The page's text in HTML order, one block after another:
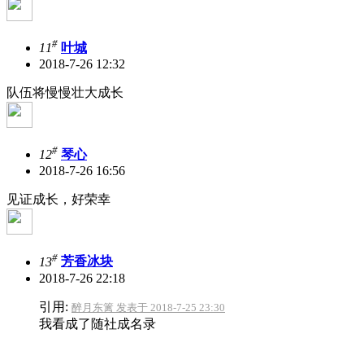
11# 叶城
2018-7-26 12:32
队伍将慢慢壮大成长
12# 琴心
2018-7-26 16:56
见证成长，好荣幸
13# 芳香冰块
2018-7-26 22:18
引用: 醉月东篱 发表于 2018-7-25 23:30
我看成了随社成名录